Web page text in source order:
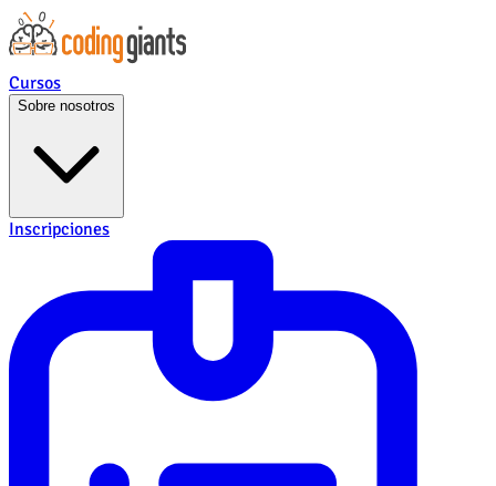
Cursos
Sobre nosotros
Inscripciones